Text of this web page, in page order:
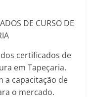
DE CURSO DE
certificados de
em Tapeçaria.
a capacitação de
o mercado.